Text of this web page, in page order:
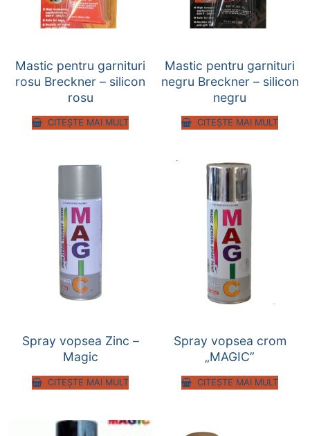
Mastic pentru garnituri
rosu Breckner – silicon
rosu
CITEȘTE MAI MULT
Mastic pentru garnituri
negru Breckner – silicon
negru
CITEȘTE MAI MULT
Spray vopsea Zinc –
Magic
CITEȘTE MAI MULT
Spray vopsea crom
„MAGIC”
CITEȘTE MAI MULT